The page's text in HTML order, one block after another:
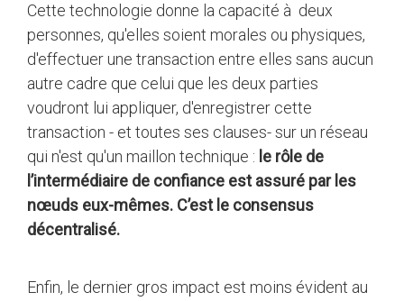
Cette technologie donne la capacité à deux
personnes, qu'elles soient morales ou physiques,
d'effectuer une transaction entre elles sans aucun
autre cadre que celui que les deux parties
voudront lui appliquer, d'enregistrer cette
transaction - et toutes ses clauses- sur un réseau
qui n'est qu'un maillon technique : le rôle de
l’intermédiaire de confiance est assuré par les
nœuds eux-mêmes. C’est le consensus
décentralisé.
Enfin, le dernier gros impact est moins évident au